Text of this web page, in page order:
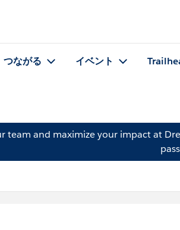
つながる イベント
team and maximize your impact at